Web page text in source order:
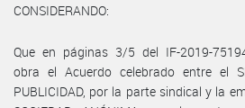
CONSIDERANDO:
Que en páginas 3/5 del IF-2019-
obra el Acuerdo celebrado entre el
PUBLICIDAD, por la parte sindical y la